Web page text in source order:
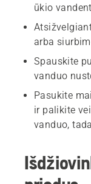
ūkio
arba
Spauskite
vanduo
Pasukite
ir palikite
vanduo,